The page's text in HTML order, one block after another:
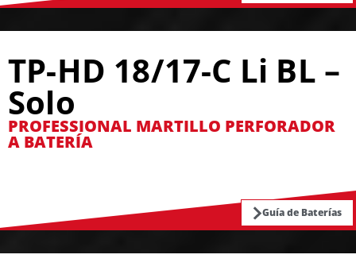
TP-HD 18/17-C Li BL –
Solo
PROFESSIONAL MARTILLO PERFORADOR
A BATERÍA
Guía de Baterías